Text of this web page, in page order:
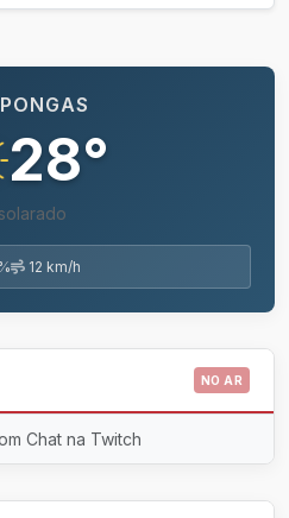
28°
12 km/h
NO AR
Chat na Twitch